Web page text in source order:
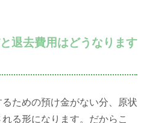
退去費用はどうなります
ための預け金がない分、原状
る形になります。だからこ